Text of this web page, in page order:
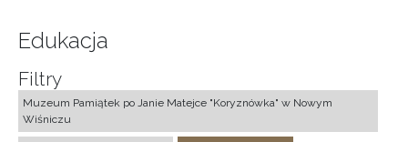
Edukacja
Filtry
Muzeum Pamiątek po Janie Matejce "Koryznówka" w Nowym
Wiśniczu